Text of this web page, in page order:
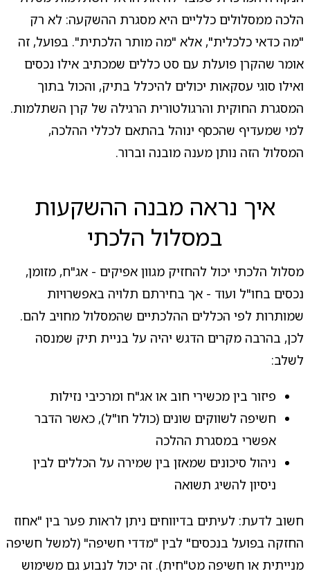
הלכה ממסלולים כלליים היא מסגרת ההשקעה: לא רק
"מה כדאי כלכלית", אלא "מה מותר הלכתית". בפועל, זה
אומר שהקרן פועלת עם סט כללים שמכתיב אילו נכסים
ואילו סוגי עסקאות יכולים להיכלל בתיק, והכול בתוך
המסגרת החוקית והרגולטורית הרגילה של קרן השתלמות.
למי שמעדיף שהכסף ינוהל בהתאם לכללי ההלכה,
המסלול הזה נותן מענה מובנה וברור.
איך נראה מבנה ההשקעות
במסלול הלכתי
מסלול הלכתי יכול להחזיק מגוון אפיקים - אג"ח, מזומן,
נכסים בחו"ל ועוד - אך בחירתם תלויה באפשרויות
שמותרות לפי הכללים ההלכתיים שהמסלול מחויב להם.
לכן, בהרבה מקרים הדגש יהיה על בניית תיק שמנסה
לשלב:
פיזור בין מכשירי חוב או אג"ח ומרכיבי נזילות
חשיפה לשווקים שונים (כולל חו"ל), כאשר הדבר
אפשרי במסגרת ההלכה
ניהול סיכונים שמאזן בין שמירה על הכללים לבין
ניסיון להשיג תשואה
חשוב לדעת: לעיתים בדיווחים ניתן לראות פער בין "אחוז
החזקה בפועל בנכסים" לבין "מדדי חשיפה" (למשל חשיפה
מנייתית או חשיפה מט"חית). זה יכול לנבוע גם משימוש